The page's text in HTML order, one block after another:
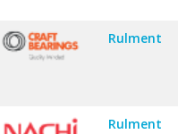
Rulment
Rulment